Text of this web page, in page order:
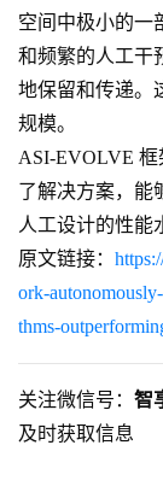
空间中极小的一
和频繁的人工干
地保留和传递。
规模。
ASI-EVOLVE
了解决方案，能
人工设计的性能
原文链接：
ork-
thms-
关注微信号： 智
及时获取信息